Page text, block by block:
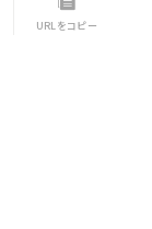
URLをコピー